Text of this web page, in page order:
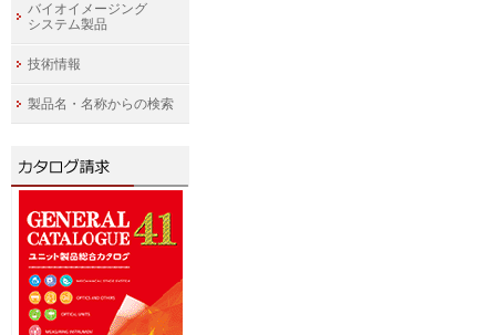
バイオイメージング
システム製品
技術情報
製品名・名称からの検索